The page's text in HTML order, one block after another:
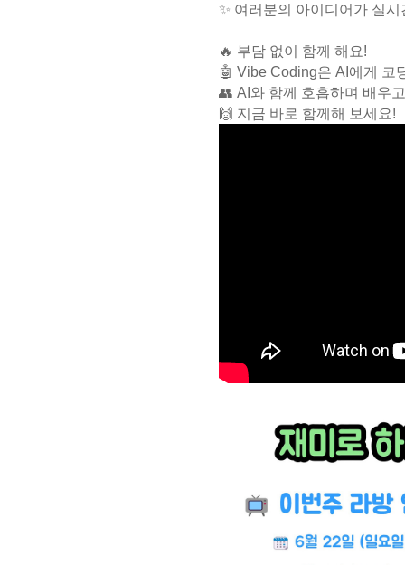
✨ 여러분의 아이디어가 실
🔥 부담 없이 함께 해요!
🤖 Vibe Coding은 AI에게 코
👥 AI와 함께 호흡하며 배우
🙌 지금 바로 함께해 보세요!